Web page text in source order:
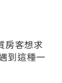
房客想求
到這種一